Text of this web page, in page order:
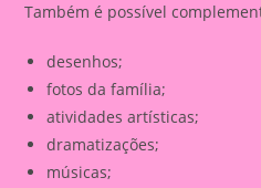
Também é possível
desenhos;
fotos da família;
atividades artísticas;
dramatizações;
músicas;